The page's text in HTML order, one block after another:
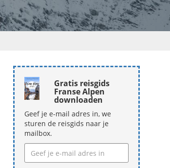
Gratis reisgids
Franse Alpen
downloaden
Geef je e-mail adres in, we
sturen de reisgids naar je
mailbox.